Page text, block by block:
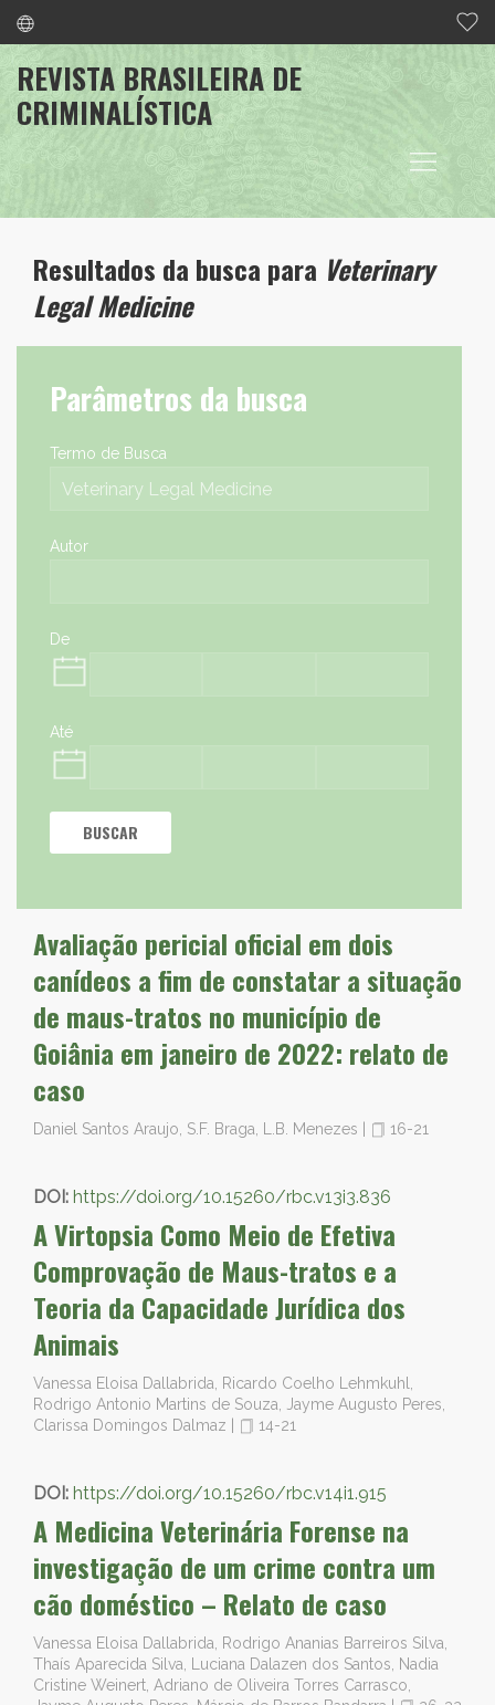
REVISTA BRASILEIRA DE
CRIMINALÍSTICA
Resultados da busca para Veterinary
Legal Medicine
Parâmetros da busca
Termo de Busca
Autor
De
Até
BUSCAR
Avaliação pericial oficial em dois
canídeos a fim de constatar a situação
de maus-tratos no município de
Goiânia em janeiro de 2022: relato de
caso
Daniel Santos Araujo, S.F. Braga, L.B. Menezes 16-21
DOI: https://doi.org/10.15260/rbc.v13i3.836
A Virtopsia Como Meio de Efetiva
Comprovação de Maus-tratos e a
Teoria da Capacidade Jurídica dos
Animais
Vanessa Eloisa Dallabrida, Ricardo Coelho Lehmkuhl,
Rodrigo Antonio Martins de Souza, Jayme Augusto Peres,
Clarissa Domingos Dalmaz
14-21
DOI: https://doi.org/10.15260/rbc.v14i1.915
A Medicina Veterinária Forense na
investigação de um crime contra um
cão doméstico – Relato de caso
Vanessa Eloisa Dallabrida, Rodrigo Ananias Barreiros Silva,
Thaís Aparecida Silva, Luciana Dalazen dos Santos, Nadia
Cristine Weinert, Adriano de Oliveira Torres Carrasco,